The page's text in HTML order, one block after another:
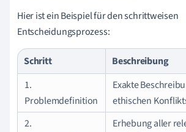
Hier ist ein Beispiel für den schrittweisen
Entscheidungsprozess:
Schritt
Beschreibung
1.
Problemdefinition
Exakte
ethischen
2.
Erhebung aller